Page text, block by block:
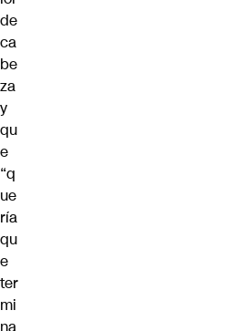
de
ca
be
za
y
qu
e
“q
ue
ría
qu
e
ter
mi
na